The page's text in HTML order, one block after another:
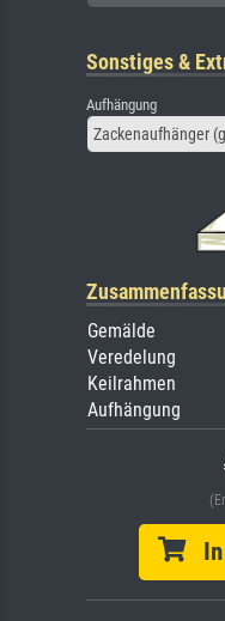
Sonstiges &
Aufhängung
Zackenaufhänger
Gemälde
Veredelung
Keilrahmen
Aufhängung
In